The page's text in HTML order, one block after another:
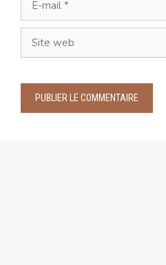
mail
Site
web